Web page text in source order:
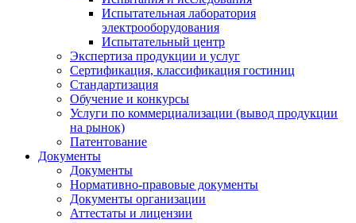
Испытательная лаборатория
электрооборудования
Испытательный центр
Экспертиза продукции и услуг
Сертификация, классификация гостиниц
Стандартизация
Обучение и конкурсы
Услуги по коммерциализации (вывод продукции
на рынок)
Патентование
Документы
Документы
Нормативно-правовые документы
Документы организации
Аттестаты и лицензии